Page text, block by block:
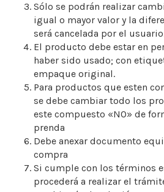
Sólo se podrán realizar
igual o mayor valor y la
será cancelada por el
El producto debe estar en
haber sido usado; con
empaque original.
Para productos que esten
se debe cambiar todo los
este compuesto «NO» de
prenda
Debe anexar documento
compra
Si cumple con los términos
procederá a realizar el